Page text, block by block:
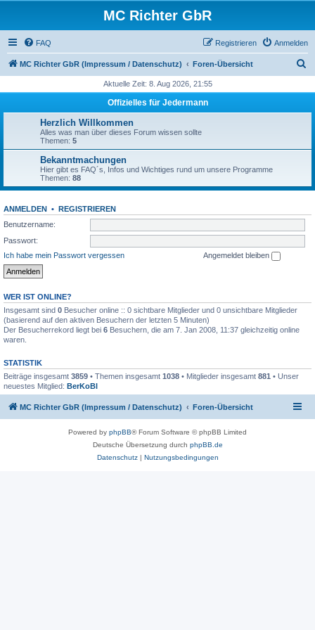
MC Richter GbR
FAQ Anmelden
Registrieren
MC Richter GbR (Impressum / Datenschutz) Foren-Übersicht
h
Aktuelle Zeit: 8. Aug 2026, 21:55
Offizielles für Jedermann
Herzlich Willkommen
Alles was man über dieses Forum wissen sollte
Themen: 5
Bekanntmachungen
Hier gibt es FAQ´s, Infos und Wichtiges rund um unsere Programme
Themen: 88
ANMELDEN • REGISTRIEREN
Benutzername:
Passwort:
Ich habe mein Passwort vergessen
Angemeldet bleiben
WER IST ONLINE?
Insgesamt sind 0 Besucher online :: 0 sichtbare Mitglieder und 0 unsichtbare Mitglieder
(basierend auf den aktiven Besuchern der letzten 5 Minuten)
Der Besucherrekord liegt bei 6 Besuchern, die am 7. Jan 2008, 11:37 gleichzeitig online
waren.
STATISTIK
Beiträge insgesamt 3859 • Themen insgesamt 1038 • Mitglieder insgesamt 881 • Unser
neuestes Mitglied: BerKoBl
MC Richter GbR (Impressum / Datenschutz) Foren-Übersicht
Powered by phpBB® Forum Software © phpBB Limited
Deutsche Übersetzung durch phpBB.de
Datenschutz| Nutzungsbedingungen